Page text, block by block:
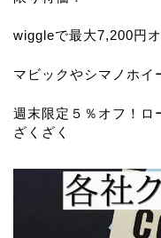
wiggleで最大7,200円
マビックやシマノホイ
週末限定５％オフ！ロ
ざくざく